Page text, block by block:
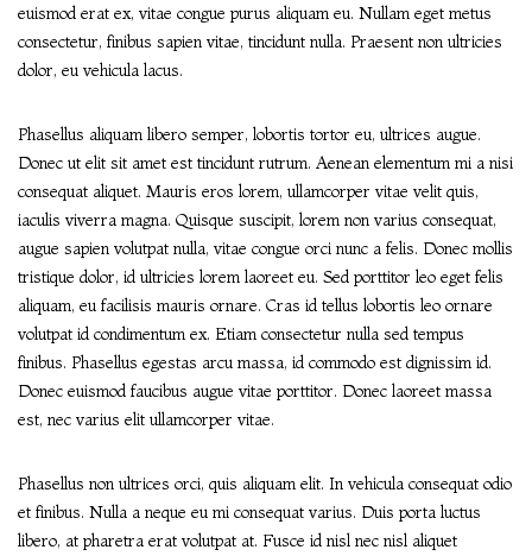
euismod erat ex, vitae congue purus aliquam eu. Nullam eget metus
consectetur, finibus sapien vitae, tincidunt nulla. Praesent non ultricies
dolor, eu vehicula lacus.
Phasellus aliquam libero semper, lobortis tortor eu, ultrices augue.
Donec ut elit sit amet est tincidunt rutrum. Aenean elementum mi a nisi
consequat aliquet. Mauris eros lorem, ullamcorper vitae velit quis,
iaculis viverra magna. Quisque suscipit, lorem non varius consequat,
augue sapien volutpat nulla, vitae congue orci nunc a felis. Donec mollis
tristique dolor, id ultricies lorem laoreet eu. Sed porttitor leo eget felis
aliquam, eu facilisis mauris ornare. Cras id tellus lobortis leo ornare
volutpat id condimentum ex. Etiam consectetur nulla sed tempus
finibus. Phasellus egestas arcu massa, id commodo est dignissim id.
Donec euismod faucibus augue vitae porttitor. Donec laoreet massa
est, nec varius elit ullamcorper vitae.
Phasellus non ultrices orci, quis aliquam elit. In vehicula consequat odio
et finibus. Nulla a neque eu mi consequat varius. Duis porta luctus
libero, at pharetra erat volutpat at. Fusce id nisl nec nisl aliquet